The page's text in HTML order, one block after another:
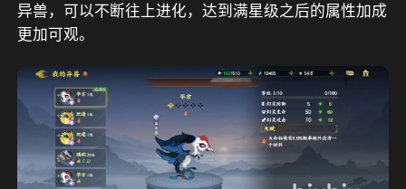
异兽，可以不断往上进化，达到满星级之后的属性加成
更加可观。